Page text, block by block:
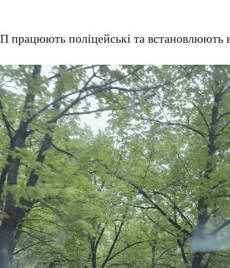
працюють поліцейські та встановлюють